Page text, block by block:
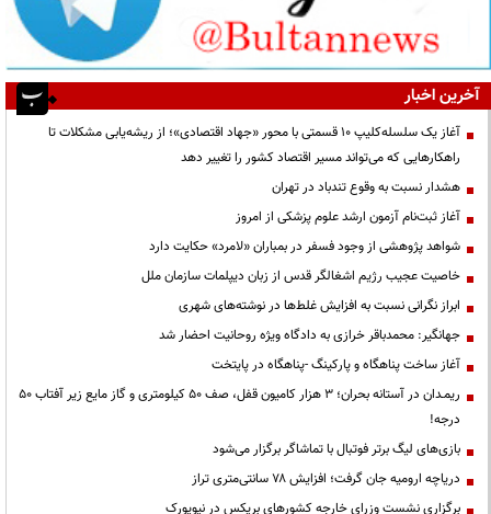
آخرین اخبار
آغاز یک سلسله‌کلیپ ۱۰ قسمتی با محور «جهاد اقتصادی»؛ از ریشه‌یابی مشکلات تا
راهکارهایی که می‌تواند مسیر اقتصاد کشور را تغییر دهد
هشدار نسبت به وقوع تندباد در تهران
آغاز ثبت‌نام آزمون ارشد علوم پزشکی از امروز
شواهد پژوهشی از وجود فسفر در بمباران «لامرد» حکایت دارد
خاصیت عجیب رژیم اشغالگر قدس از زبان دیپلمات سازمان ملل
ابراز نگرانی نسبت به افزایش غلط‌ها در نوشته‌های شهری
جهانگیر: محمدباقر خرازی به دادگاه ویژه روحانیت احضار شد
آغاز ساخت پناهگاه و پارکینگ -پناهگاه در پایتخت
ریمـدان در آستانه بحران؛ ۳ هزار کامیون قفل، صف ۵۰ کیلومتری و گاز مایع زیر آفتاب ۵۰
درجه!
بازی‌های لیگ برتر فوتبال با تماشاگر برگزار می‌شود
دریاچه ارومیه جان گرفت؛ افزایش ۷۸ سانتی‌متری تراز
برگزاری نشست وزرای خارجه کشورهای بریکس در نیویورک